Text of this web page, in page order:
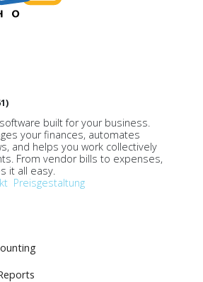
built for your business.
your finances, automates
and helps you work collectively
From vendor bills to expenses,
it all easy.
Preisgestaltung